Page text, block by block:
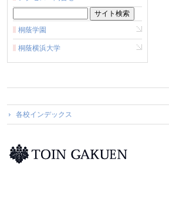
桐蔭学園
桐蔭横浜大学
各校インデックス